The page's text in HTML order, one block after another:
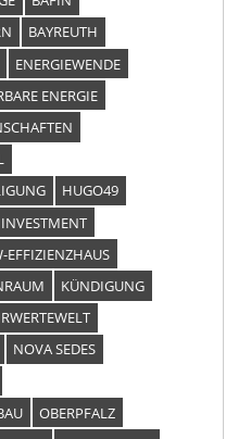
BAYREUTH
ENERGIEWENDE
ENERGIE
HUGO49
EFFIZIENZHAUS
KÜNDIGUNG
NOVA SEDES
OBERPFALZ